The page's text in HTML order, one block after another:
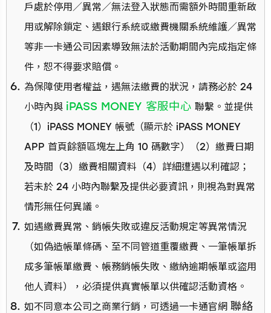
戶處於停用／異常／無法登入狀態而需額外時間重新啟
用或解除鎖定、遇銀行系統或繳費機關系統維護／異常
等非一卡通公司因素導致無法於活動期間內完成指定條
件，恕不得要求賠償。
為保障使用者權益，遇無法繳費的狀況，請務必於 24
小時內與 iPASS MONEY 客服中心 聯繫。並提供
（1）iPASS MONEY 帳號（顯示於 iPASS MONEY
APP 首頁餘額區塊左上角 10 碼數字）（2）繳費日期
及時間（3）繳費相關資料（4）詳細遭遇以利確認；
若未於 24 小時內聯繫及提供必要資訊，則視為對異常
情形無任何異議。
如遇繳費異常、銷帳失敗或違反活動規定等異常情況
（如偽造帳單條碼、至不同管道重覆繳費、一筆帳單拆
成多筆帳單繳費、帳務銷帳失敗、繳納逾期帳單或盜用
他人資料），必須提供真實帳單以供確認活動資格。
如不同意本公司之商業行銷，可透過一卡通官網 聯絡